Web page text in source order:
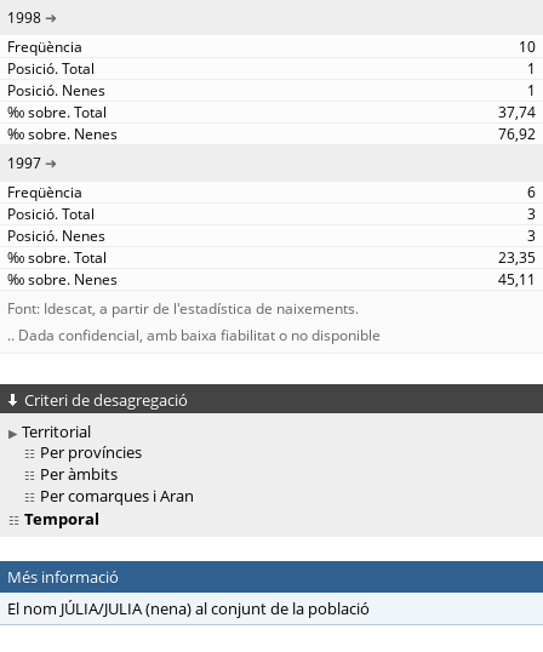
1998
10
1
1
37,74
76,92
1997
6
3
3
23,35
45,11
Font: Idescat, a partir de l'estadística de naixements.
.. Dada confidencial, amb baixa fiabilitat o no disponible
Criteri de desagregació
Territorial
Per províncies
Per àmbits
Per comarques i Aran
Temporal
Més informació
El nom JÚLIA/JULIA (nena) al conjunt de la població